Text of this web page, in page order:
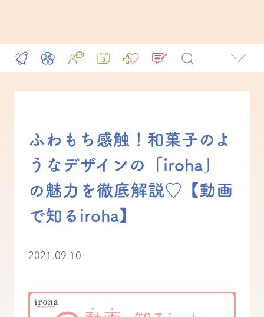
ふわもち感触！和菓子のよ
うなデザインの「iroha」
の魅力を徹底解説♡【動画
で知るiroha】
2021.09.10